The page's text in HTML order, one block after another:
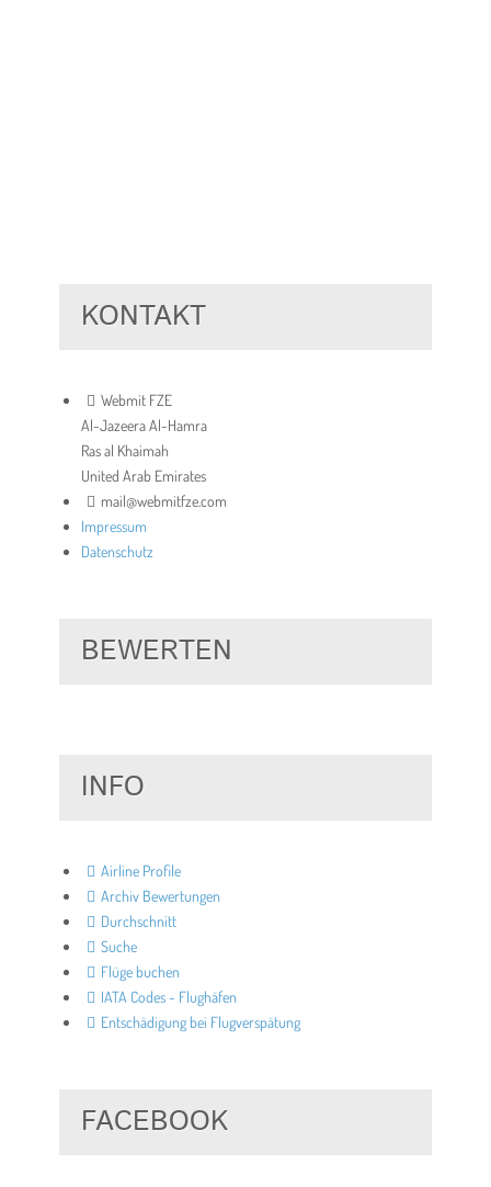
KONTAKT
Webmit FZE
Al-Jazeera Al-Hamra
Ras al Khaimah
United Arab Emirates
mail@webmitfze.com
Impressum
Datenschutz
BEWERTEN
INFO
Airline Profile
Archiv Bewertungen
Durchschnitt
Suche
Flüge buchen
IATA Codes - Flughäfen
Entschädigung bei Flugverspätung
FACEBOOK